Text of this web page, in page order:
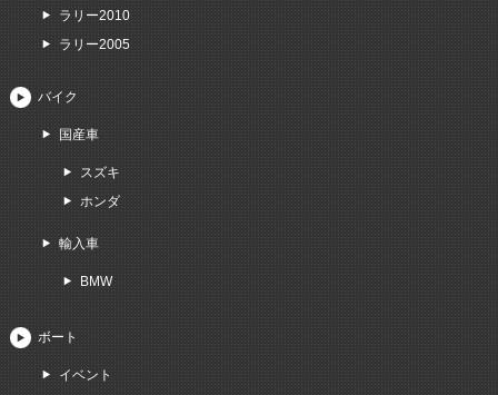
ラリー2010
ラリー2005
バイク
国産車
スズキ
ホンダ
輸入車
BMW
ボート
イベント